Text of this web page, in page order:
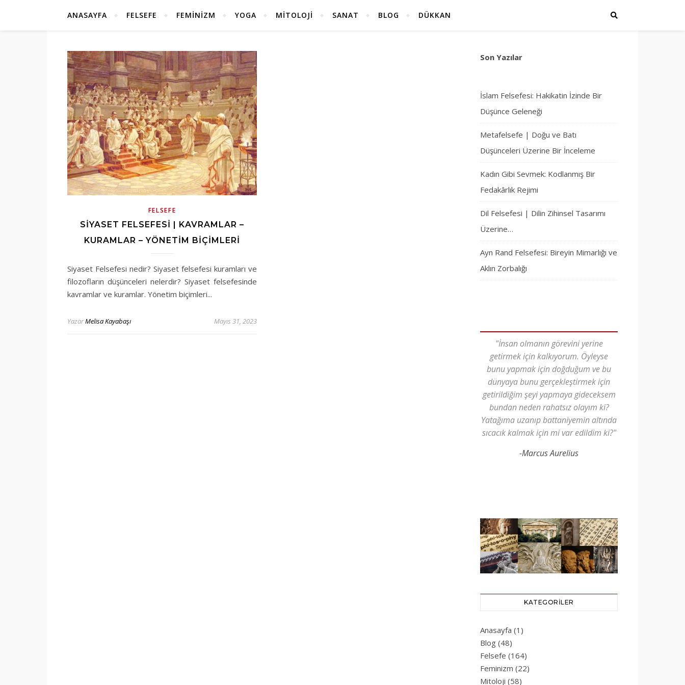
ANASAYFA FELSEFE FEMINIZM YOGA MITOLOJI SANAT BLOG DÜKKAN
FELSEFE
SIYASET FELSEFESI | KAVRAMLAR –
KURAMLAR – YÖNETIM BIÇIMLERI
Siyaset Felsefesi nedir? Siyaset felsefesi kuramları ve
filozofların düşünceleri nelerdir? Siyaset felsefesinde
kavramlar ve kuramlar. Yönetim biçimleri...
YazarMelisa Kayabaşı Mayıs 31, 2023
Son Yazılar
İslam Felsefesi: Hakikatin İzinde Bir
Düşünce Geleneği
Metafelsefe | Doğu ve Batı
Düşünceleri Üzerine Bir İnceleme
Kadın Gibi Sevmek: Kodlanmış Bir
Fedakârlık Rejimi
Dil Felsefesi | Dilin Zihinsel Tasarımı
Üzerine…
Ayn Rand Felsefesi: Bireyin Mimarlığı ve
Aklın Zorbalığı
"İnsan olmanın görevini yerine
getirmek için kalkıyorum. Öyleyse
bunu yapmak için doğduğum ve bu
dünyaya bunu gerçekleştirmek için
getirildiğim şeyi yapmaya gideceksem
bundan neden rahatsız olayım ki?
Yatağıma uzanıp battaniyemin altında
sıcacık kalmak için mi var edildim ki?"
-Marcus Aurelius
KATEGORILER
Anasayfa (1)
Blog (48)
Felsefe (164)
Feminizm (22)
Mitoloji (58)